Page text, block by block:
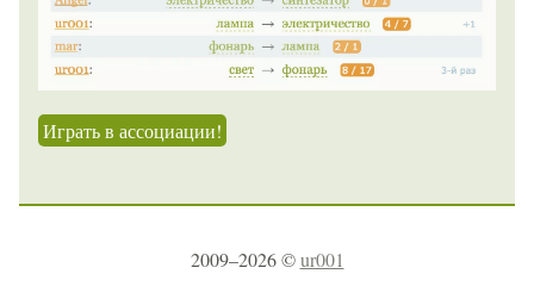
Играть в ассоциации!
2009–2026 ©ur001